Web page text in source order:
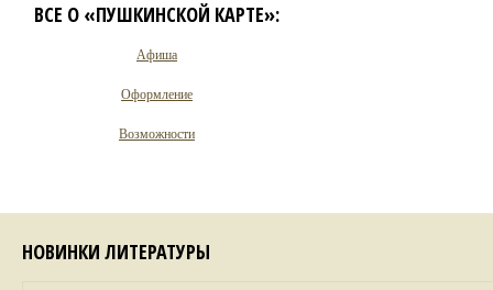
ВСЕ О «ПУШКИНСКОЙ КАРТЕ»:
Афиша
Оформление
Возможности
НОВИНКИ ЛИТЕРАТУРЫ